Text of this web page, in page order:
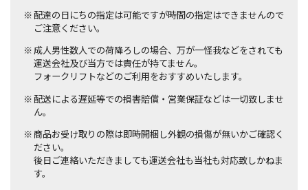
配達の日にちの指定は可能ですが時間の指定はできませんので
ご注意ください。
成人男性数人での荷降ろしの場合、万が一怪我などをされても
運送会社及び当方では責任が持てません。
フォークリフトなどのご利用をおすすめいたします。
配送による遅延等での損害賠償・営業保証などは一切致しませ
ん。
商品お受け取りの際は即時開梱し外観の損傷が無いかご確認く
ださい。
後日ご連絡いただきましても運送会社も当社も対応致しかねま
す。